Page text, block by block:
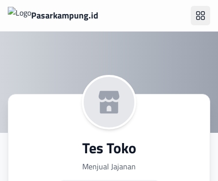
Pasarkampung.id
Tes Toko
Menjual Jajanan